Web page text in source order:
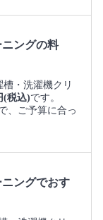
ングの料
・洗濯機クリ
(税込)です。
、ご予算に合っ
ングでおす